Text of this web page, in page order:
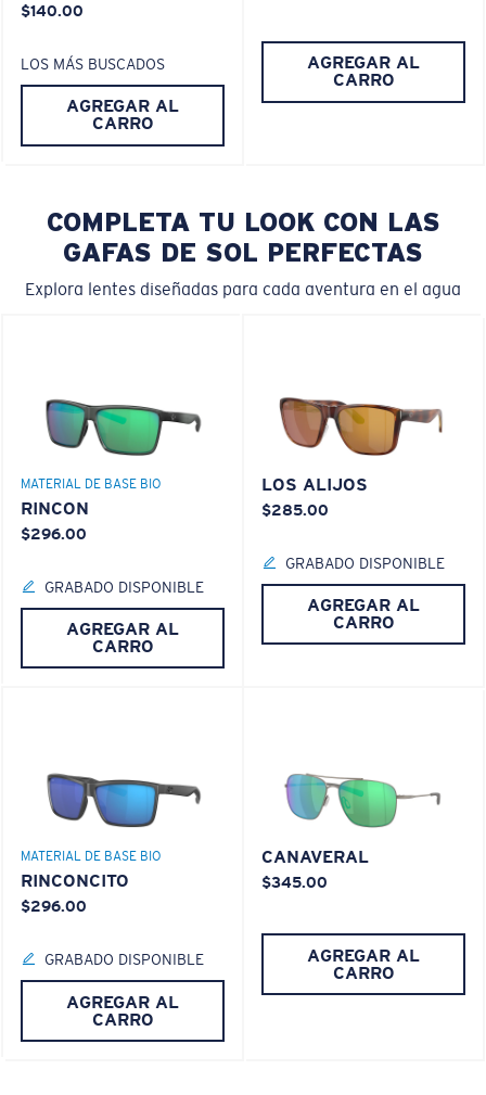
$140.00
LOS MÁS BUSCADOS
AGREGAR AL
CARRO
AGREGAR AL
CARRO
COMPLETA TU LOOK CON LAS
GAFAS DE SOL PERFECTAS
Explora lentes diseñadas para cada aventura en el agua
MATERIAL DE BASE BIO
RINCON
$296.00
GRABADO DISPONIBLE
AGREGAR AL
CARRO
LOS ALIJOS
$285.00
GRABADO DISPONIBLE
AGREGAR AL
CARRO
MATERIAL DE BASE BIO
RINCONCITO
$296.00
GRABADO DISPONIBLE
AGREGAR AL
CARRO
CANAVERAL
$345.00
AGREGAR AL
CARRO